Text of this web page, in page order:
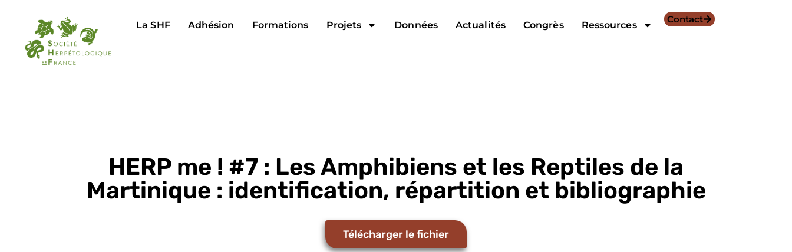
La SHF Adhésion Formations Projets Données Actualités Congrès Ressources
Contact
HERP me ! #7 : Les Amphibiens et les Reptiles de la
Martinique : identification, répartition et bibliographie
Télécharger le fichier